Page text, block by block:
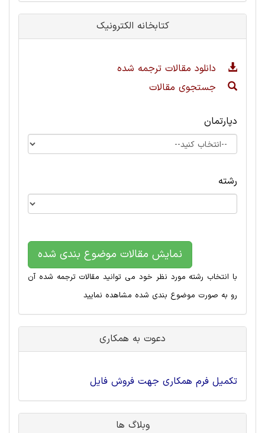
کتابخانه الکترونیک
دانلود مقالات ترجمه شده
جستجوی مقالات
دپارتمان
رشته
نمایش مقالات موضوع بندی شده
با انتخاب رشته مورد نظر خود می توانید مقالات ترجمه شده آن
رو به صورت موضوع بندی شده مشاهده نمایید
دعوت به همکاری
تکمیل فرم همکاری جهت فروش فایل
وبلاگ ها